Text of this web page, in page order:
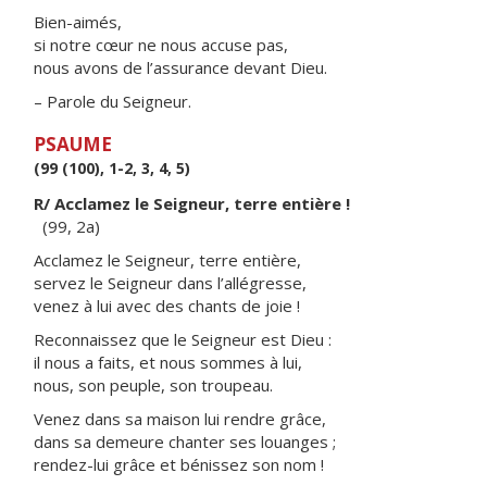
Bien-aimés,
si notre cœur ne nous accuse pas,
nous avons de l’assurance devant Dieu.
– Parole du Seigneur.
PSAUME
(99 (100), 1-2, 3, 4, 5)
R/ Acclamez le Seigneur, terre entière !
(99, 2a)
Acclamez le Seigneur, terre entière,
servez le Seigneur dans l’allégresse,
venez à lui avec des chants de joie !
Reconnaissez que le Seigneur est Dieu :
il nous a faits, et nous sommes à lui,
nous, son peuple, son troupeau.
Venez dans sa maison lui rendre grâce,
dans sa demeure chanter ses louanges ;
rendez-lui grâce et bénissez son nom !